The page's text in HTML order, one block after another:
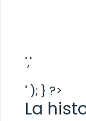
','
' ); } ?>
La